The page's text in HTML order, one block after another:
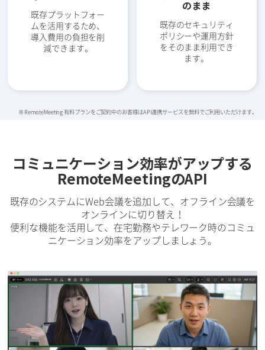
既存プラットフォー
ムを活用するため、
導入費用の負担を削
減できます。
のまま
既存のセキュリティ
ポリシーや運用方針
をそのまま利用でき
ます。
※ RemoteMeeting 有料プランをご契約中のお客様はAPI連携サービスを無料でご利用いただけます。
コミュニケーション効率がアップする
RemoteMeetingのAPI
既存のシステムにWeb会議を追加して、オフライン会議を
オンラインに切り替え！
便利な機能を活用して、在宅勤務やテレワーク時のコミュ
ニケーション効率をアップしましょう。